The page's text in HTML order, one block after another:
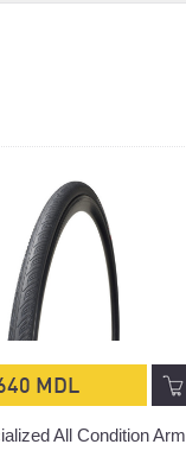
MDL
All Condition Arm